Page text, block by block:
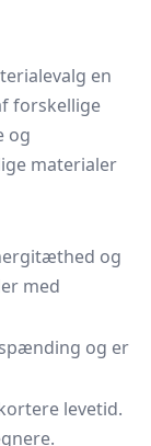
en
forskellige
og
materialer
og
med
og er
levetid.